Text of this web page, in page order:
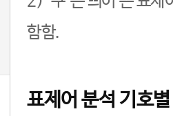
함함.
표제어 분석 기호